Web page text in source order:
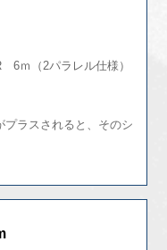
6ｍ（2パラレル仕様）
プラスされると、そのシ